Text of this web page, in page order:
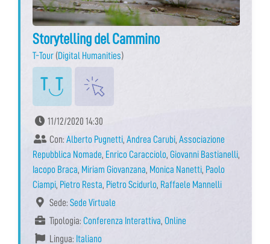
Storytelling del Cammino
T-Tour (Digital Humanities)
11/12/2020 14:30
Con: Alberto Pugnetti, Andrea Carubi, Associazione
Repubblica Nomade, Enrico Caracciolo, Giovanni Bastianelli,
Iacopo Braca, Miriam Giovanzana, Monica Nanetti, Paolo
Ciampi, Pietro Resta, Pietro Scidurlo, Raffaele Mannelli
Sede: Sede Virtuale
Tipologia: Conferenza Interattiva, Online
Lingua: Italiano